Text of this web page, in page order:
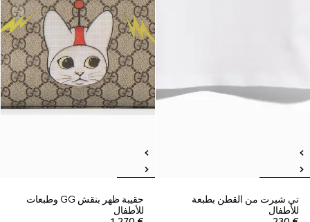
تي شيرت من القطن بطبعة
للأطفال
حقيبة ظهر بنقش GG وطبعات
للأطفال